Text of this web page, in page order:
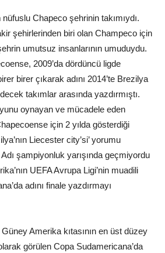
Chapeco şehrinin takımıydı.
şehirlerinden biri olan Champeco için
umutsuz insanlarının umuduydu.
2009’da dördüncü ligde
birer çıkarak adını 2014’te Brezilya
takımlar arasında yazdırmıştı.
oynayan ve mücadele eden
için 2 yılda gösterdiği
Liecester city’si’ yorumu
şampiyonluk yarışında geçmiyordu
UEFA Avrupa Ligi’nin muadili
adını finale yazdırmayı
Amerika kıtasının en üst düzey
görülen Copa Sudamericana’da